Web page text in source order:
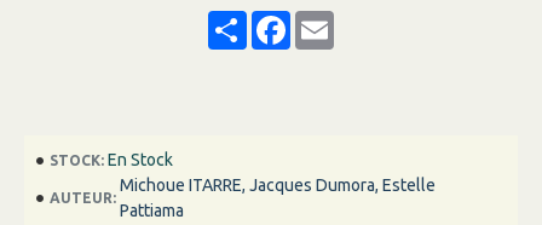
ShareFacebook
Email
STOCK: En Stock
AUTEUR:
Michoue ITARRE, Jacques Dumora, Estelle
Pattiama